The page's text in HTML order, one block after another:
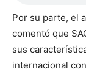
Por su parte, el
comentó que
sus
internacional